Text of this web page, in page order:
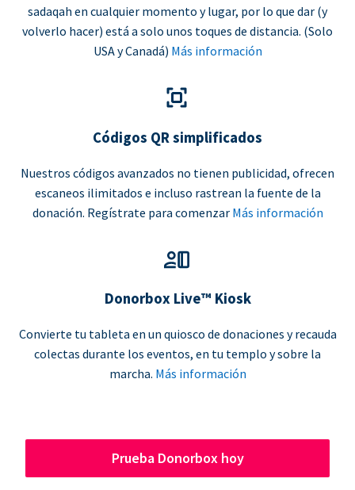
sadaqah en cualquier momento y lugar, por lo que dar (y
volverlo hacer) está a solo unos toques de distancia. (Solo
USA y Canadá) Más información
Códigos QR simplificados
Nuestros códigos avanzados no tienen publicidad, ofrecen
escaneos ilimitados e incluso rastrean la fuente de la
donación. Regístrate para comenzar Más información
Donorbox Live™ Kiosk
Convierte tu tableta en un quiosco de donaciones y recauda
colectas durante los eventos, en tu templo y sobre la
marcha. Más información
Prueba Donorbox hoy